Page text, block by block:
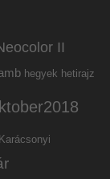
II
hegyek hetirajz
Karácsonyi